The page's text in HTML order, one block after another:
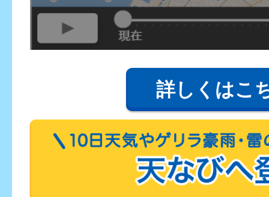
詳しくはこ